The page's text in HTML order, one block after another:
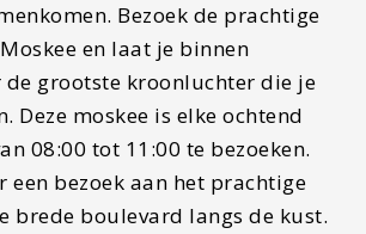
Bezoek de prachtige
en laat je binnen
de grootste kroonluchter die je
Deze moskee is elke ochtend
08:00 tot 11:00 te bezoeken.
een bezoek aan het prachtige
brede boulevard langs de kust.